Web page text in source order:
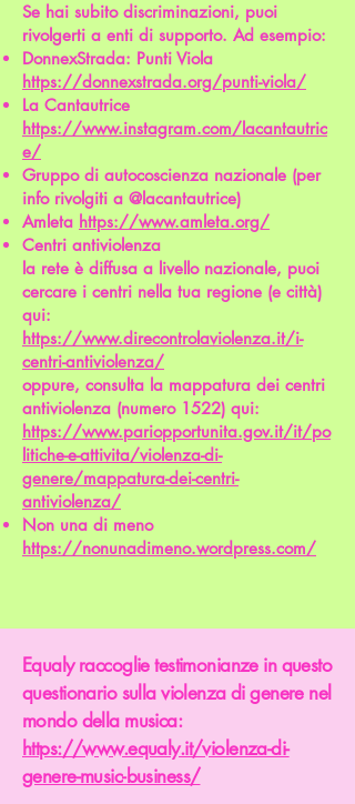
Se hai subito discriminazioni, puoi
rivolgerti a enti di supporto. Ad esempio:
DonnexStrada: Punti Viola
https://donnexstrada.org/punti-viola/
La Cantautrice
https://www.instagram.com/lacantautric
e/
Gruppo di autocoscienza nazionale (per
info rivolgiti a @lacantautrice)
Amleta https://www.amleta.org/
Centri antiviolenza
la rete è diffusa a livello nazionale, puoi
cercare i centri nella tua regione (e città)
qui:
https://www.direcontrolaviolenza.it/i-
centri-antiviolenza/
oppure, consulta la mappatura dei centri
antiviolenza (numero 1522) qui:
https://www.pariopportunita.gov.it/it/po
litiche-e-attivita/violenza-di-
genere/mappatura-dei-centri-
antiviolenza/
Non una di meno
https://nonunadimeno.wordpress.com/
Equaly raccoglie testimonianze in questo
questionario sulla violenza di genere nel
mondo della musica:
https://www.equaly.it/violenza-di-
genere-music-business/